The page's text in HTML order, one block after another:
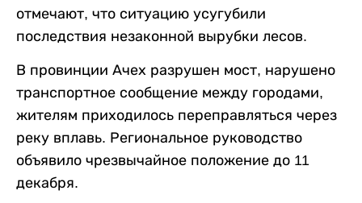
отмечают, что ситуацию усугубили
последствия незаконной вырубки лесов.
В провинции Ачех разрушен мост, нарушено
транспортное сообщение между городами,
жителям приходилось переправляться через
реку вплавь. Региональное руководство
объявило чрезвычайное положение до 11
декабря.